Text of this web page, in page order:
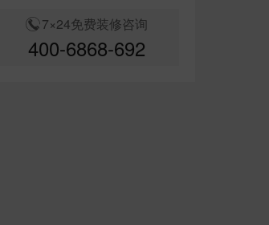
7×24免费装修咨询
400-6868-692